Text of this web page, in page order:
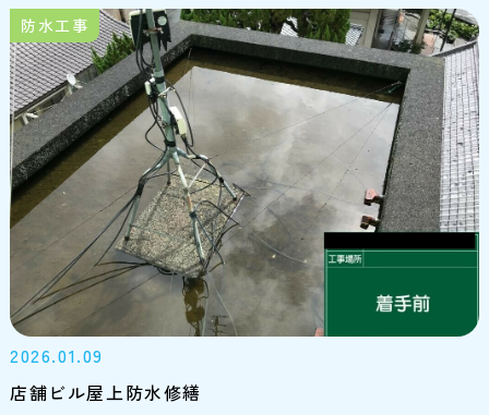
2026.01.09
店舗ビル屋上防水修繕
防水工事